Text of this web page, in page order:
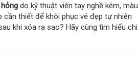
do kỹ thuật viên tay nghề kém, màu
cần thiết để khôi phục vẻ đẹp tự nhiên
khi xóa ra sao? Hãy cùng tìm hiểu chi